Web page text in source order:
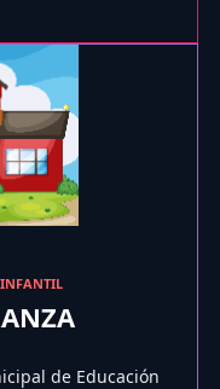
INFANTIL
de Educación